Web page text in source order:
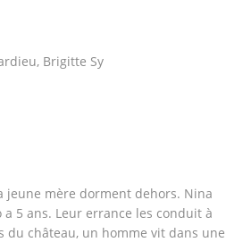
Brigitte Sy
jeune mère dorment dehors. Nina
5 ans. Leur errance les conduit à
du château, un homme vit dans une